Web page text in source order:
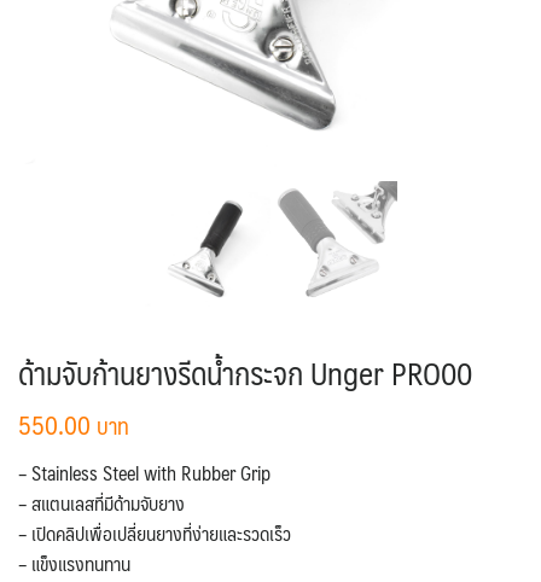
ด้ามจับก้านยางรีดน้ำกระจก Unger PRO00
550.00
– Stainless Steel with Rubber Grip
– สแตนเลสที่มีด้ามจับยาง
– เปิดคลิปเพื่อเปลี่ยนยางที่ง่ายและรวดเร็ว
– แข็งแรงทนทาน